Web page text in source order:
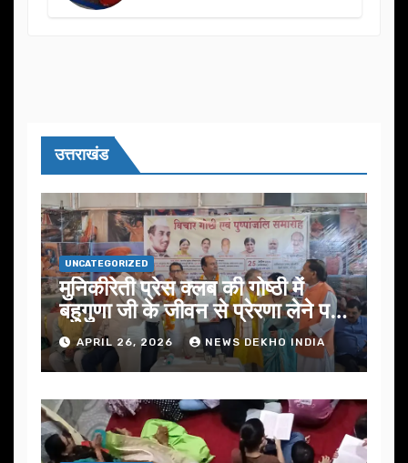
उत्तराखंड
UNCATEGORIZED
मुनिकीरेती प्रेस क्लब की गोष्ठी में
बहुगुणा जी के जीवन से प्रेरणा लेने पर
जोरAPRIL 26, 2026 NEWS DEKHO INDIA